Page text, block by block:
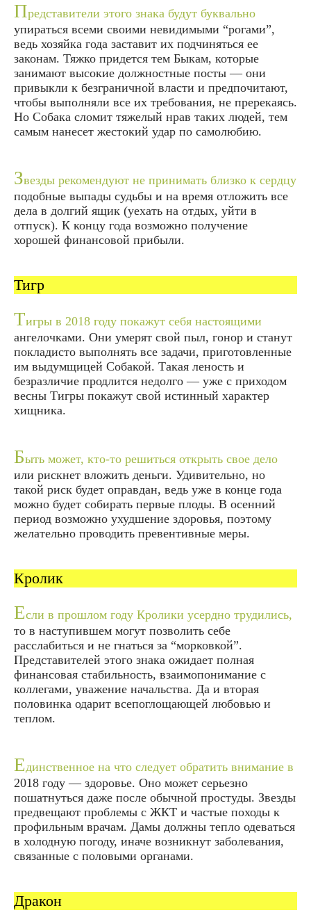
Представители этого знака будут буквально
упираться всеми своими невидимыми “рогами”,
ведь хозяйка года заставит их подчиняться ее
законам. Тяжко придется тем Быкам, которые
занимают высокие должностные посты — они
привыкли к безграничной власти и предпочитают,
чтобы выполняли все их требования, не пререкаясь.
Но Собака сломит тяжелый нрав таких людей, тем
самым нанесет жестокий удар по самолюбию.
Звезды рекомендуют не принимать близко к сердцу
подобные выпады судьбы и на время отложить все
дела в долгий ящик (уехать на отдых, уйти в
отпуск). К концу года возможно получение
хорошей финансовой прибыли.
Тигр
Тигры в 2018 году покажут себя настоящими
ангелочками. Они умерят свой пыл, гонор и станут
покладисто выполнять все задачи, приготовленные
им выдумщицей Собакой. Такая леность и
безразличие продлится недолго — уже с приходом
весны Тигры покажут свой истинный характер
хищника.
Быть может, кто-то решиться открыть свое дело
или рискнет вложить деньги. Удивительно, но
такой риск будет оправдан, ведь уже в конце года
можно будет собирать первые плоды. В осенний
период возможно ухудшение здоровья, поэтому
желательно проводить превентивные меры.
Кролик
Если в прошлом году Кролики усердно трудились,
то в наступившем могут позволить себе
расслабиться и не гнаться за “морковкой”.
Представителей этого знака ожидает полная
финансовая стабильность, взаимопонимание с
коллегами, уважение начальства. Да и вторая
половинка одарит всепоглощающей любовью и
теплом.
Единственное на что следует обратить внимание в
2018 году — здоровье. Оно может серьезно
пошатнуться даже после обычной простуды. Звезды
предвещают проблемы с ЖКТ и частые походы к
профильным врачам. Дамы должны тепло одеваться
в холодную погоду, иначе возникнут заболевания,
связанные с половыми органами.
Дракон